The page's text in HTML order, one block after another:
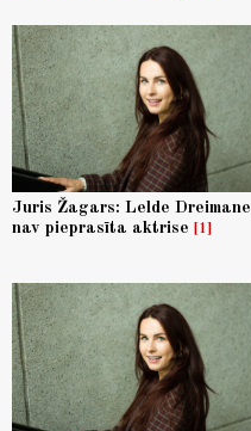
Juris Žagars: Lelde Dreimane
nav pieprasīta aktrise
1